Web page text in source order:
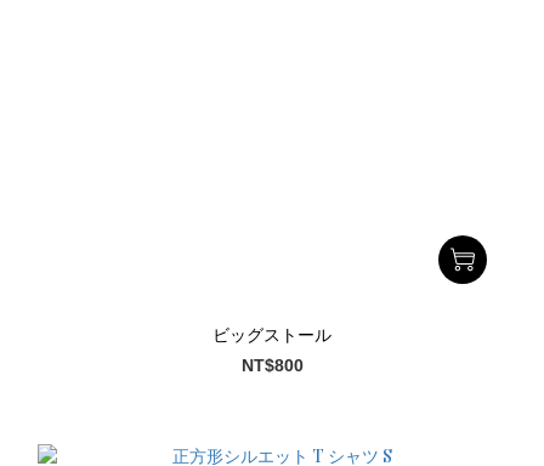
ビッグストール
NT$800